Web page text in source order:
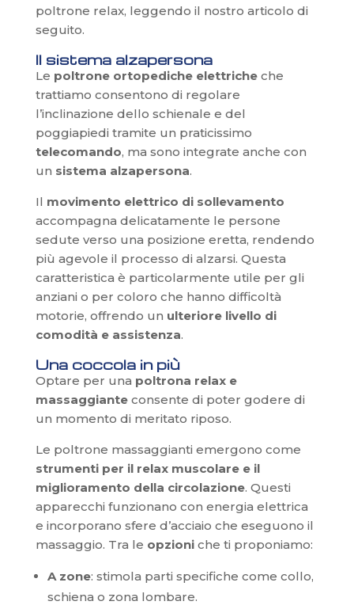
poltrone relax, leggendo il nostro articolo di
seguito.
Il sistema alzapersona
Le poltrone ortopediche elettricheche
trattiamo consentono di regolare
l’inclinazione dello schienale e del
poggiapiedi tramite un praticissimo
telecomando, ma sono integrate anche con
un sistema alzapersona.
Il movimento elettrico di sollevamento
accompagna delicatamente le persone
sedute verso una posizione eretta, rendendo
più agevole il processo di alzarsi. Questa
caratteristica è particolarmente utile per gli
anziani o per coloro che hanno difficoltà
motorie, offrendo un ulteriore livello di
comodità e assistenza.
Una coccola in più
Optare per una poltrona relax e
massaggianteconsente di poter godere di
un momento di meritato riposo.
Le poltrone massaggianti emergono come
strumenti per il relax muscolare e il
miglioramento della circolazione. Questi
apparecchi funzionano con energia elettrica
e incorporano sfere d’acciaio che eseguono il
massaggio. Tra le opzioniche ti proponiamo:
A zone: stimola parti specifiche come collo,
schiena o zona lombare.